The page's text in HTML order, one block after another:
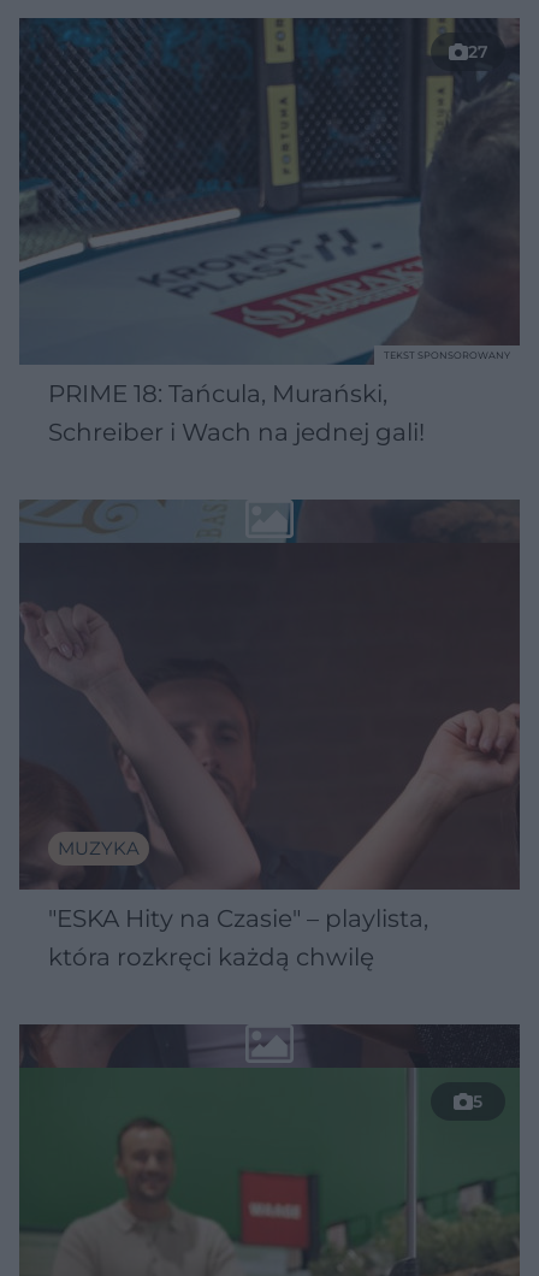
27
PRIME 18: Tańcula, Murański,
Schreiber i Wach na jednej gali!
TEKST SPONSOROWANY
MUZYKA
"ESKA Hity na Czasie" – playlista,
która rozkręci każdą chwilę
5